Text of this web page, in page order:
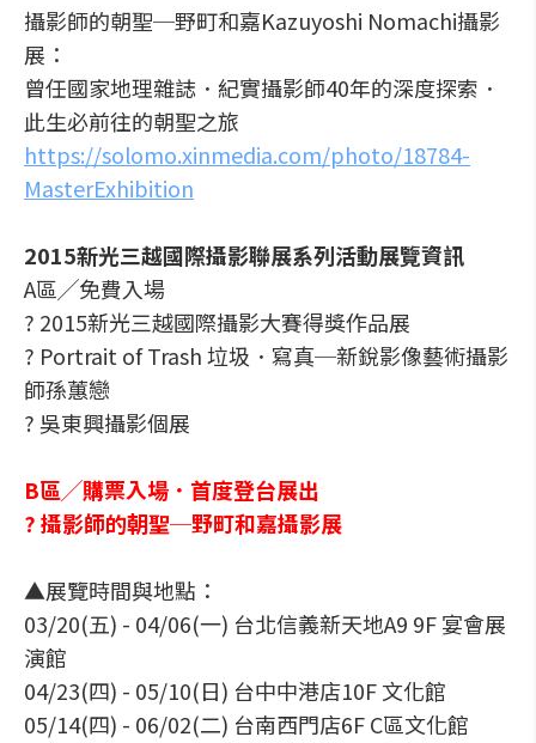
攝影師的朝聖─野町和嘉Kazuyoshi Nomachi攝影
展：
曾任國家地理雜誌．紀實攝影師40年的深度探索．
此生必前往的朝聖之旅
https://solomo.xinmedia.com/photo/18784-
MasterExhibition
2015新光三越國際攝影聯展系列活動展覽資訊
A區╱免費入場
? 2015新光三越國際攝影大賽得獎作品展
? Portrait of Trash 垃圾．寫真─新銳影像藝術攝影
師孫蕙戀
? 吳東興攝影個展
B區╱購票入場．首度登台展出
? 攝影師的朝聖─野町和嘉攝影展
▲展覽時間與地點：
03/20(五) - 04/06(一) 台北信義新天地A9 9F 宴會展
演館
04/23(四) - 05/10(日) 台中中港店10F 文化館
05/14(四) - 06/02(二) 台南西門店6F C區文化館